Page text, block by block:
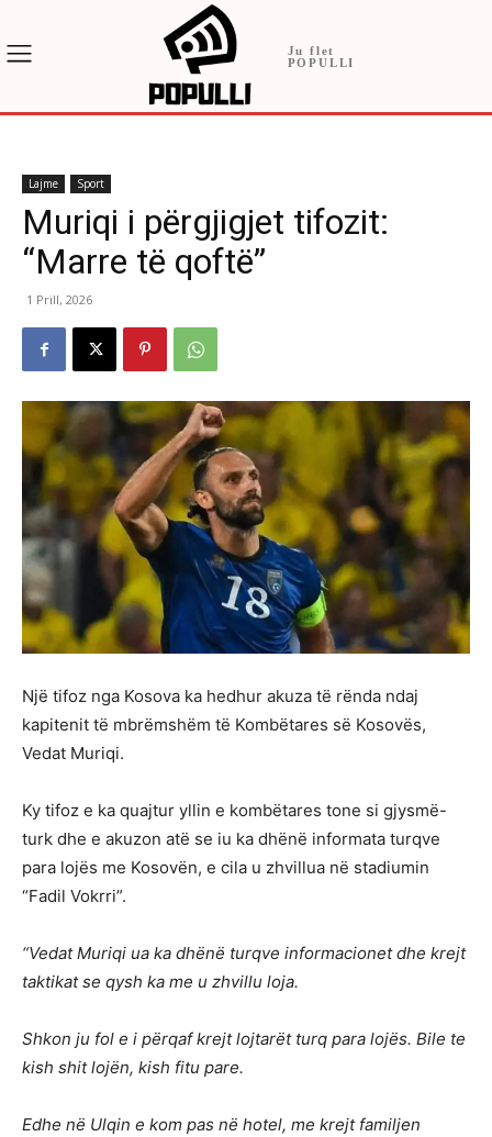
Ju flet
POPULLI
Lajme Sport
Muriqi i përgjigjet tifozit:
“Marre të qoftë”
1 Prill, 2026
Një tifoz nga Kosova ka hedhur akuza të rënda ndaj
kapitenit të mbrëmshëm të Kombëtares së Kosovës,
Vedat Muriqi.
Ky tifoz e ka quajtur yllin e kombëtares tone si gjysmë-
turk dhe e akuzon atë se iu ka dhënë informata turqve
para lojës me Kosovën, e cila u zhvillua në stadiumin
“Fadil Vokrri”.
“Vedat Muriqi ua ka dhënë turqve informacionet dhe krejt
taktikat se qysh ka me u zhvillu loja.
Shkon ju fol e i përqaf krejt lojtarët turq para lojës. Bile te
kish shit lojën, kish fitu pare.
Edhe në Ulqin e kom pas në hotel, me krejt familjen